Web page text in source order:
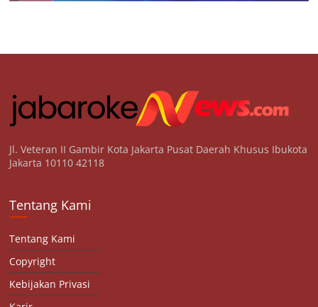
Jl. Veteran II Gambir Kota Jakarta Pusat Daerah Khusus Ibukota
Jakarta 10110 42118
Tentang Kami
Tentang Kami
Copyright
Kebijakan Privasi